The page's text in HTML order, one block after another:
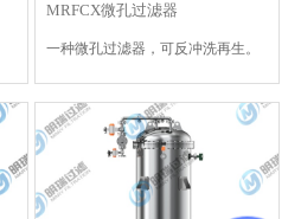
MRFCX微孔过滤器
一种微孔过滤器，可反冲洗再生。